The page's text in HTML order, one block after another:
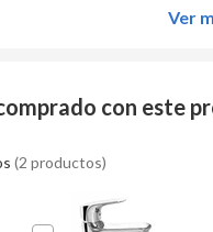
Ver
con este
(2 productos)